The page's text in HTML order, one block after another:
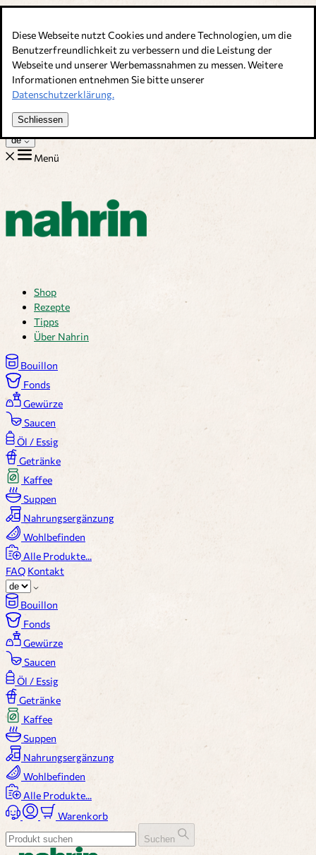
Diese Webseite nutzt Cookies und andere Technologien, um die
Benutzerfreundlichkeit zu verbessern und die Leistung der
Webseite und unserer Werbemassnahmen zu messen. Weitere
Informationen entnehmen Sie bitte unserer
Datenschutzerklärung.
Schliessen
Bouillons, Gewürze & Nahrungsergänzung. Schweizer Qualität
Kundenservice
Rezepte
Tipps
Über uns
Jobs
de
Menü
Shop
Rezepte
Tipps
Über Nahrin
Bouillon
Fonds
Gewürze
Saucen
Öl / Essig
Getränke
Kaffee
Suppen
Nahrungsergänzung
Wohlbefinden
Alle Produkte...
FAQ Kontakt
Bouillon
Fonds
Gewürze
Saucen
Öl / Essig
Getränke
Kaffee
Suppen
Nahrungsergänzung
Wohlbefinden
Alle Produkte...
Warenkorb
Suchen